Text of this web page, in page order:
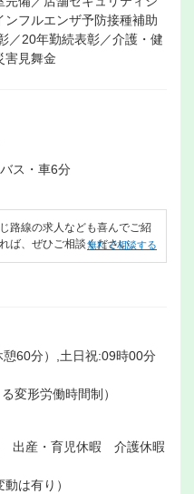
フルエンザ予防接種補助
／20年勤続表彰／介護・健
害見舞金
ス・車6分
路線の求人なども喜んでご紹
ば、ぜひご相談ください。
無料で相談する
60分）,土日祝:09時00分
変形労働時間制）
産・育児休暇 介護休暇
は有り）